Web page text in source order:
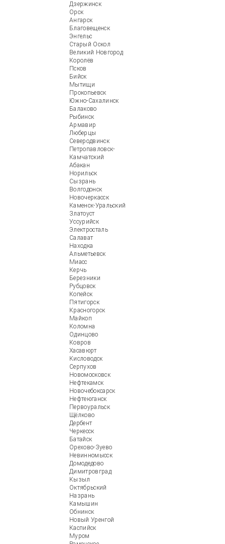
Дзержинск
Орск
Ангарск
Благовещенск
Энгельс
Старый Оскол
Великий Новгород
Королёв
Псков
Бийск
Мытищи
Прокопьевск
Южно-Сахалинск
Балаково
Рыбинск
Армавир
Люберцы
Северодвинск
Петропавловск-
Камчатский
Абакан
Норильск
Сызрань
Волгодонск
Новочеркасск
Каменск-Уральский
Златоуст
Уссурийск
Электросталь
Салават
Находка
Альметьевск
Миасс
Керчь
Березники
Рубцовск
Копейск
Пятигорск
Красногорск
Майкоп
Коломна
Одинцово
Ковров
Хасавюрт
Кисловодск
Серпухов
Новомосковск
Нефтекамск
Новочебоксарск
Нефтеюганск
Первоуральск
Щёлково
Дербент
Черкесск
Батайск
Орехово-Зуево
Невинномысск
Домодедово
Димитровград
Кызыл
Октябрьский
Назрань
Камышин
Обнинск
Новый Уренгой
Каспийск
Муром